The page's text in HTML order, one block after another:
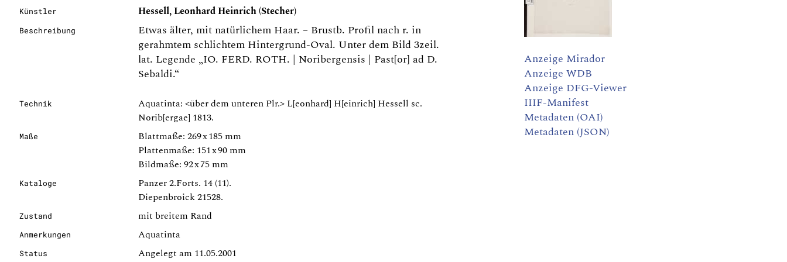
Künstler Hessell, Leonhard Heinrich (Stecher)
Beschreibung
Etwas älter, mit natürlichem Haar. – Brustb. Profil nach r. in
gerahmtem schlichtem Hintergrund-Oval. Unter dem Bild 3zeil.
lat. Legende „IO. FERD. ROTH. | Noribergensis | Past[or] ad D.
Sebaldi.“
Technik
Aquatinta: <über dem unteren Plr.> L[eonhard] H[einrich] Hessell sc.
Norib[ergae] 1813.
Maße
Blattmaße: 269 x 185 mm
Plattenmaße: 151 x 90 mm
Bildmaße: 92 x 75 mm
Kataloge
Panzer 2.Forts. 14 (11).
Diepenbroick 21528.
Zustand mit breitem Rand
Anmerkungen Aquatinta
Status
Angelegt am 11.05.2001
Anzeige Mirador
Anzeige WDB
Anzeige DFG-Viewer
IIIF-Manifest
Metadaten (OAI)
Metadaten (JSON)